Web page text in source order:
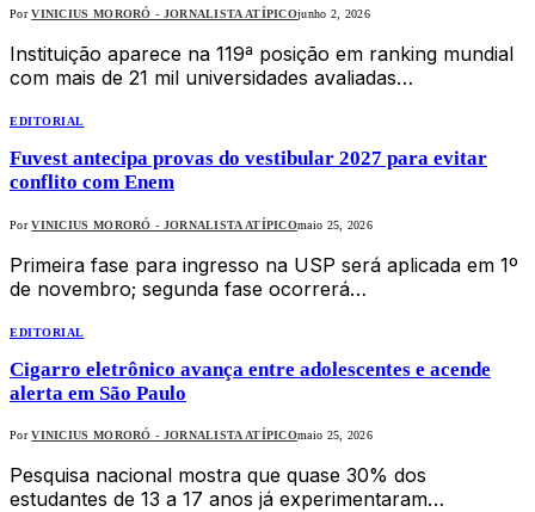
Por VINICIUS MORORÓ - JORNALISTA ATÍPICOjunho 2, 2026
Instituição aparece na 119ª posição em ranking mundial
com mais de 21 mil universidades avaliadas…
EDITORIAL
Fuvest antecipa provas do vestibular 2027 para evitar
conflito com Enem
Por VINICIUS MORORÓ - JORNALISTA ATÍPICOmaio 25, 2026
Primeira fase para ingresso na USP será aplicada em 1º
de novembro; segunda fase ocorrerá…
EDITORIAL
Cigarro eletrônico avança entre adolescentes e acende
alerta em São Paulo
Por VINICIUS MORORÓ - JORNALISTA ATÍPICOmaio 25, 2026
Pesquisa nacional mostra que quase 30% dos
estudantes de 13 a 17 anos já experimentaram…